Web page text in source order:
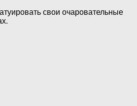
свои очаровательные